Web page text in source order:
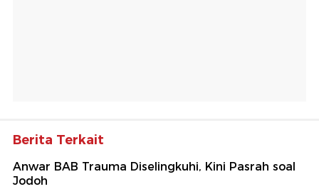
Berita Terkait
Anwar BAB Trauma Diselingkuhi, Kini Pasrah soal
Jodoh